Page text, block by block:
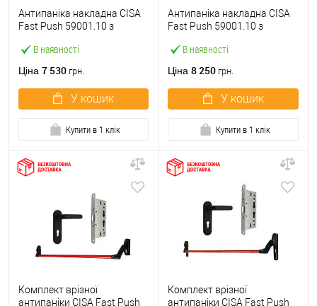
В наявності
Антипаніка накладна CISA
Fast Push 59001.10 з
червона
Ціна 7 530 грн.
У кошик
Купити в 1 клік
В наявності
Антипаніка накладна CISA
Fast Push 59001.10 з
мм червона
Ціна 8 250 грн.
У кошик
Купити в 1 клік
Комплект врізної
антипаніки CISA Fast Push
Комплект врізної
антипаніки CISA Fast Push